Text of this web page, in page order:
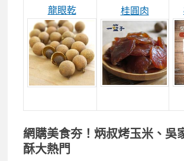
龍眼乾 桂圓肉
網購美食夯！炳叔烤玉米、吳
酥大熱門